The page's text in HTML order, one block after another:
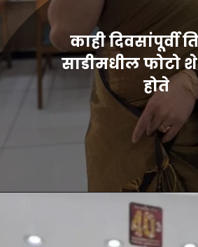
काही दिवसांपूर्वी
साडीमधील फोटो
होते